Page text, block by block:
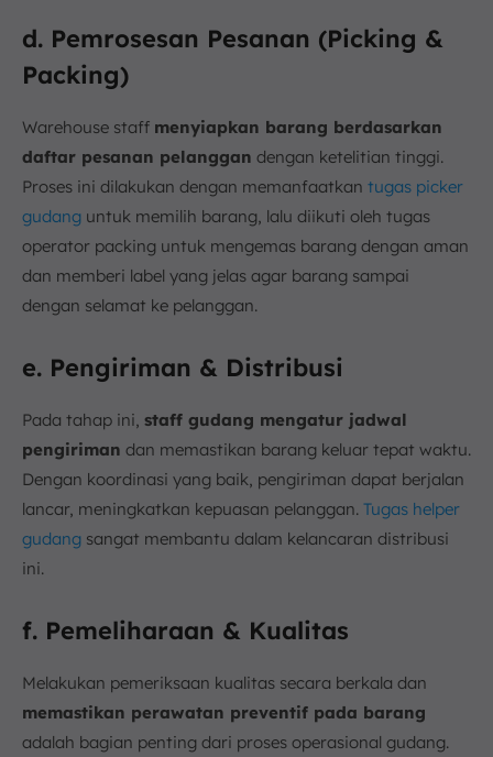
d. Pemrosesan Pesanan (Picking &
Packing)
Warehouse staff menyiapkan barang berdasarkan
daftar pesanan pelanggan dengan ketelitian tinggi.
Proses ini dilakukan dengan memanfaatkan tugas picker
gudang untuk memilih barang, lalu diikuti oleh tugas
operator packing untuk mengemas barang dengan aman
dan memberi label yang jelas agar barang sampai
dengan selamat ke pelanggan.
e. Pengiriman & Distribusi
Pada tahap ini, staff gudang mengatur jadwal
pengiriman dan memastikan barang keluar tepat waktu.
Dengan koordinasi yang baik, pengiriman dapat berjalan
lancar, meningkatkan kepuasan pelanggan. Tugas helper
gudang sangat membantu dalam kelancaran distribusi
ini.
f. Pemeliharaan & Kualitas
Melakukan pemeriksaan kualitas secara berkala dan
memastikan perawatan preventif pada barang
adalah bagian penting dari proses operasional gudang.